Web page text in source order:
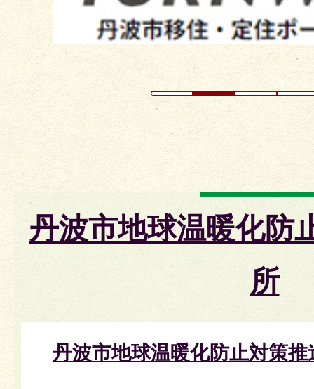
丹波市地球温暖化防
所
丹波市地球温暖化防止対策